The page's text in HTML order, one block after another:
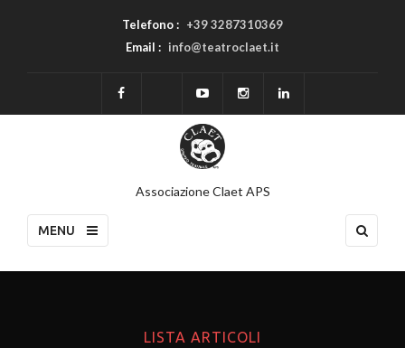
Telefono : +39 3287310369
Email : info@teatroclaet.it
Associazione Claet APS
MENU
LISTA ARTICOLI